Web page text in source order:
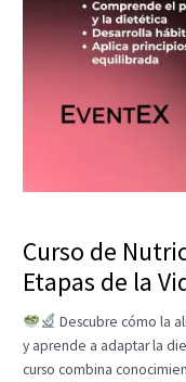
Curso de
Etapas de la
Descubre cómo la
y aprende a adaptar la
curso combina